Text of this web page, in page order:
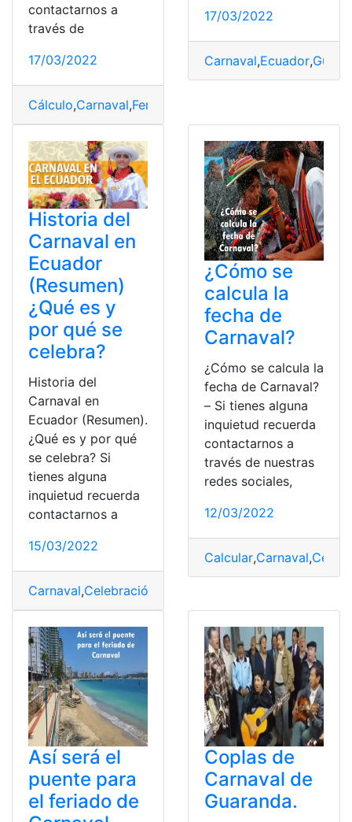
contactarnos a
través de
17/03/2022
Cálculo,Carnaval,Feriados
17/03/2022
Carnaval,Ecuador,
Historia del
Carnaval en
Ecuador
(Resumen)
¿Qué es y
por qué se
celebra?
Historia del
Carnaval en
Ecuador (Resumen).
¿Qué es y por qué
se celebra? Si
tienes alguna
inquietud recuerda
contactarnos a
15/03/2022
Carnaval,Celebración
¿Cómo se
calcula la
fecha de
Carnaval?
¿Cómo se calcula la
fecha de Carnaval?
– Si tienes alguna
inquietud recuerda
contactarnos a
través de nuestras
redes sociales,
12/03/2022
Calcular,Carnaval,
Así será el
puente para
el feriado de
Coplas de
Carnaval de
Guaranda.